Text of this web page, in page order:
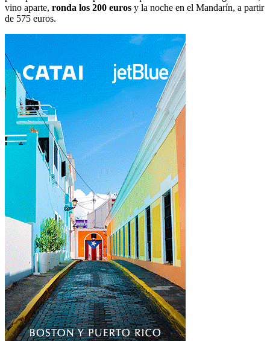
vino aparte, ronda los 200 euros y la noche en el Mandarín, a partir
de 575 euros.